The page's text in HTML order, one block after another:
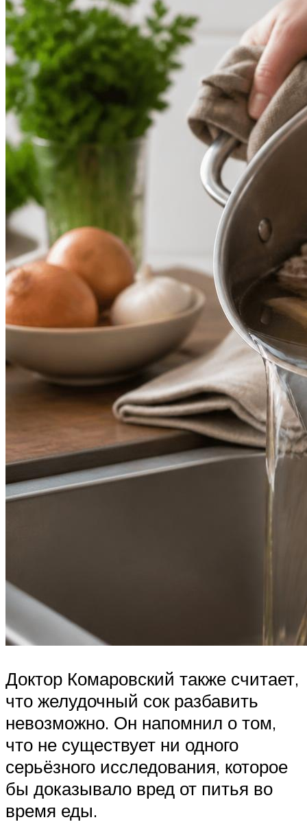
Доктор Комаровский также считает,
что желудочный сок разбавить
невозможно. Он напомнил о том,
что не существует ни одного
серьёзного исследования, которое
бы доказывало вред от питья во
время еды.